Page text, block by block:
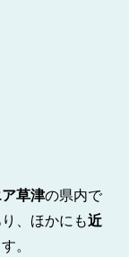
草津の県内で
、ほかにも近
。